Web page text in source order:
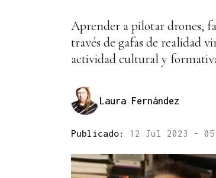
Aprender a pilotar drones,
través de gafas de realidad
actividad cultural y
Laura Fernández
Publicado: 12 Jul 2023 -